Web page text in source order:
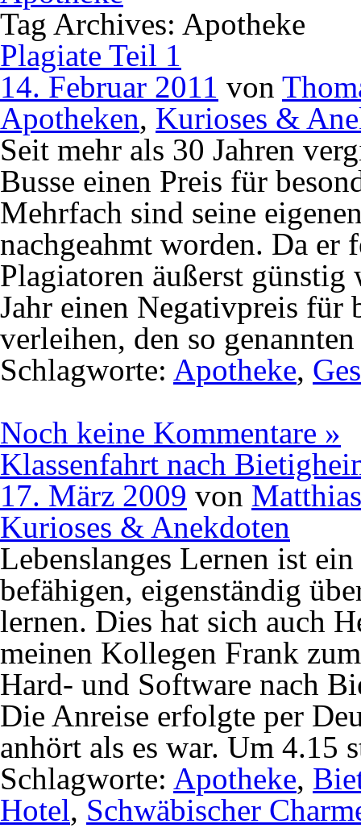
Tag Archives: Apotheke
Plagiate Teil 1
14. Februar 2011 von
Apotheken, Kurioses &
Seit mehr als 30 Jahren
Busse einen Preis für
Mehrfach sind seine
nachgeahmt worden. Da er
Plagiatoren äußerst günstig
Jahr einen Negativpreis für
verleihen, den so
Schlagworte: Apotheke,
Noch keine Kommentare »
Klassenfahrt nach
17. März 2009 von
Kurioses & Anekdoten
Lebenslanges Lernen ist
befähigen, eigenständig
lernen. Dies hat sich auch
meinen Kollegen Frank
Hard- und Software nach
Die Anreise erfolgte per
anhört als es war. Um
Schlagworte: Apotheke,
Hotel, Schwäbischer